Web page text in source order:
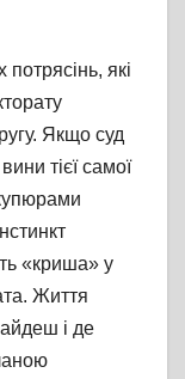
які
Якщо суд
тієї самої
«криша» у
Життя
і де